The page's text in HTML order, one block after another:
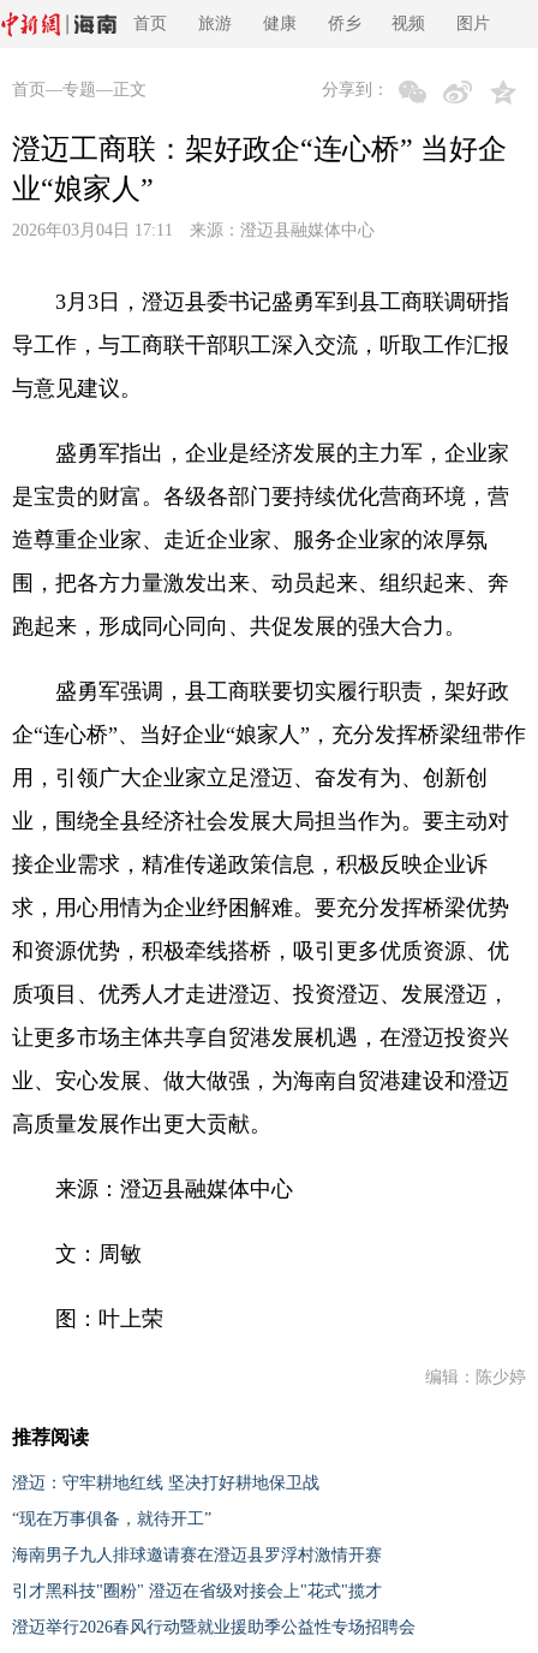
首页 旅游 健康 侨乡 视频 图片
首页 —专题—正文 分享到：
澄迈工商联：架好政企“连心桥” 当好企
业“娘家人”
2026年03月04日 17:11 来源： 澄迈县融媒体中心
3月3日，澄迈县委书记盛勇军到县工商联调研指
导工作，与工商联干部职工深入交流，听取工作汇报
与意见建议。
盛勇军指出，企业是经济发展的主力军，企业家
是宝贵的财富。各级各部门要持续优化营商环境，营
造尊重企业家、走近企业家、服务企业家的浓厚氛
围，把各方力量激发出来、动员起来、组织起来、奔
跑起来，形成同心同向、共促发展的强大合力。
盛勇军强调，县工商联要切实履行职责，架好政
企“连心桥”、当好企业“娘家人”，充分发挥桥梁纽带作
用，引领广大企业家立足澄迈、奋发有为、创新创
业，围绕全县经济社会发展大局担当作为。要主动对
接企业需求，精准传递政策信息，积极反映企业诉
求，用心用情为企业纾困解难。要充分发挥桥梁优势
和资源优势，积极牵线搭桥，吸引更多优质资源、优
质项目、优秀人才走进澄迈、投资澄迈、发展澄迈，
让更多市场主体共享自贸港发展机遇，在澄迈投资兴
业、安心发展、做大做强，为海南自贸港建设和澄迈
高质量发展作出更大贡献。
来源：澄迈县融媒体中心
文：周敏
图：叶上荣
编辑：陈少婷
推荐阅读
澄迈：守牢耕地红线 坚决打好耕地保卫战
“现在万事俱备，就待开工”
海南男子九人排球邀请赛在澄迈县罗浮村激情开赛
引才黑科技"圈粉" 澄迈在省级对接会上"花式"揽才
澄迈举行2026春风行动暨就业援助季公益性专场招聘会